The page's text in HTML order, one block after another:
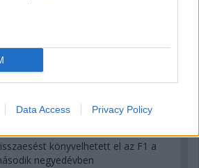
Data Access Privacy Policy
könyvelhetett el az F1 a
negyedévben